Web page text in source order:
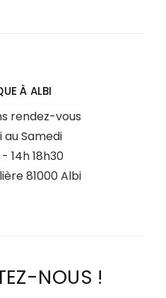
À ALBI
rendez-vous
au Samedi
14h 18h30
81000 Albi
NOUS !